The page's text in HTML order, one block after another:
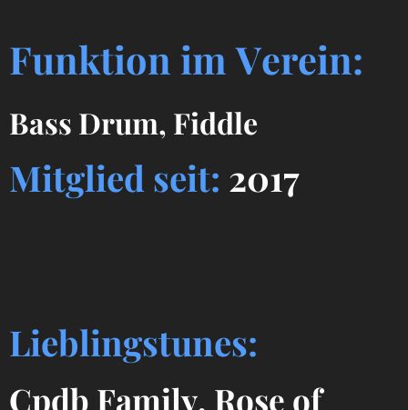
Funktion im Verein:
Bass Drum, Fiddle
Mitglied seit: 2017
Lieblingstunes:
Cpdb Family, Rose of